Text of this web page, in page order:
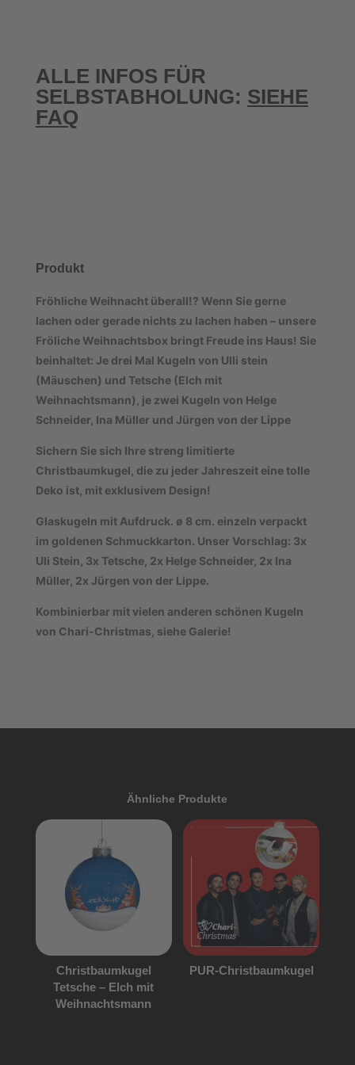
ALLE INFOS FÜR
SELBSTABHOLUNG: SIEHE
FAQ
Produkt
Fröhliche Weihnacht überall!? Wenn Sie gerne
lachen oder gerade nichts zu lachen haben – unsere
Fröliche Weihnachtsbox bringt Freude ins Haus! Sie
beinhaltet: Je drei Mal Kugeln von Ulli stein
(Mäuschen) und Tetsche (Elch mit
Weihnachtsmann), je zwei Kugeln von Helge
Schneider, Ina Müller und Jürgen von der Lippe
Sichern Sie sich Ihre streng limitierte
Christbaumkugel, die zu jeder Jahreszeit eine tolle
Deko ist, mit exklusivem Design!
Glaskugeln mit Aufdruck. ø 8 cm. einzeln verpackt
im goldenen Schmuckkarton. Unser Vorschlag: 3x
Uli Stein, 3x Tetsche, 2x Helge Schneider, 2x Ina
Müller, 2x Jürgen von der Lippe.
Kombinierbar mit vielen anderen schönen Kugeln
von Chari-Christmas, siehe Galerie!
Ähnliche Produkte
Christbaumkugel
Tetsche – Elch mit
Weihnachtsmann
PUR-Christbaumkugel